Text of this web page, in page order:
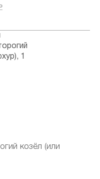
козёл (или